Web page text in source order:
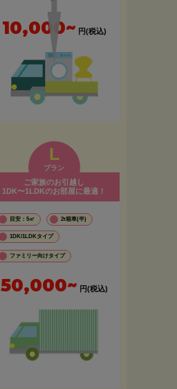
10,000~ 円(税込)
L
プラン
ご家族のお引越し
1DK〜1LDKのお部屋に最適！
目安：5㎡ 2t箱車(半)
1DK/1LDKタイプ
ファミリー向けタイプ
50,000~ 円(税込)